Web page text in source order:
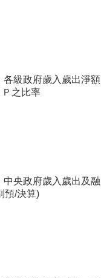
府歲入歲出淨額
之比率
府歲入歲出及融
預/決算)